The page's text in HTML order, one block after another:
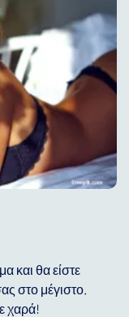
και θα είστε
στο μέγιστο.
χαρά!